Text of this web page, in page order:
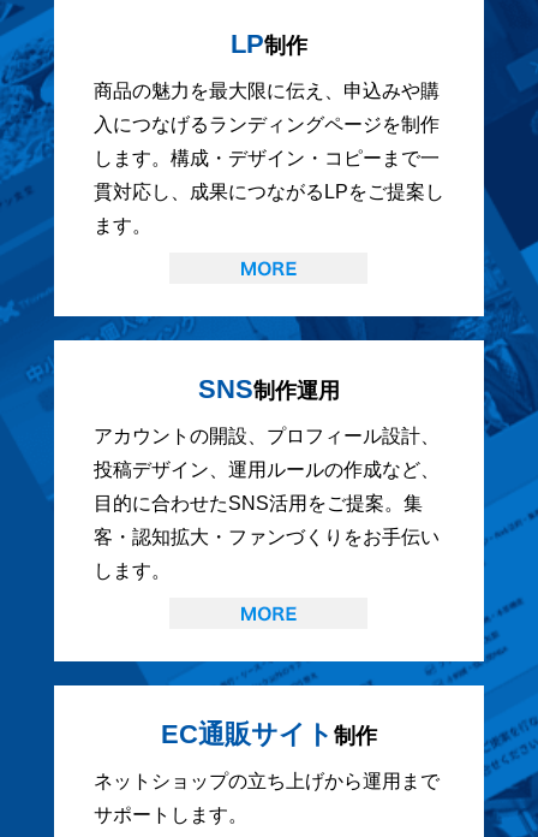
LP制作
商品の魅力を最大限に伝え、申込みや購
入につなげるランディングページを制作
します。構成・デザイン・コピーまで一
貫対応し、成果につながるLPをご提案し
ます。
SNS制作運用
アカウントの開設、プロフィール設計、
投稿デザイン、運用ルールの作成など、
目的に合わせたSNS活用をご提案。集
客・認知拡大・ファンづくりをお手伝い
します。
EC通販サイト 制作
ネットショップの立ち上げから運用まで
サポートします。